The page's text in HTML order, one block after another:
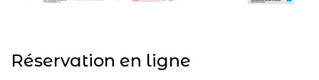
Réservation en ligne